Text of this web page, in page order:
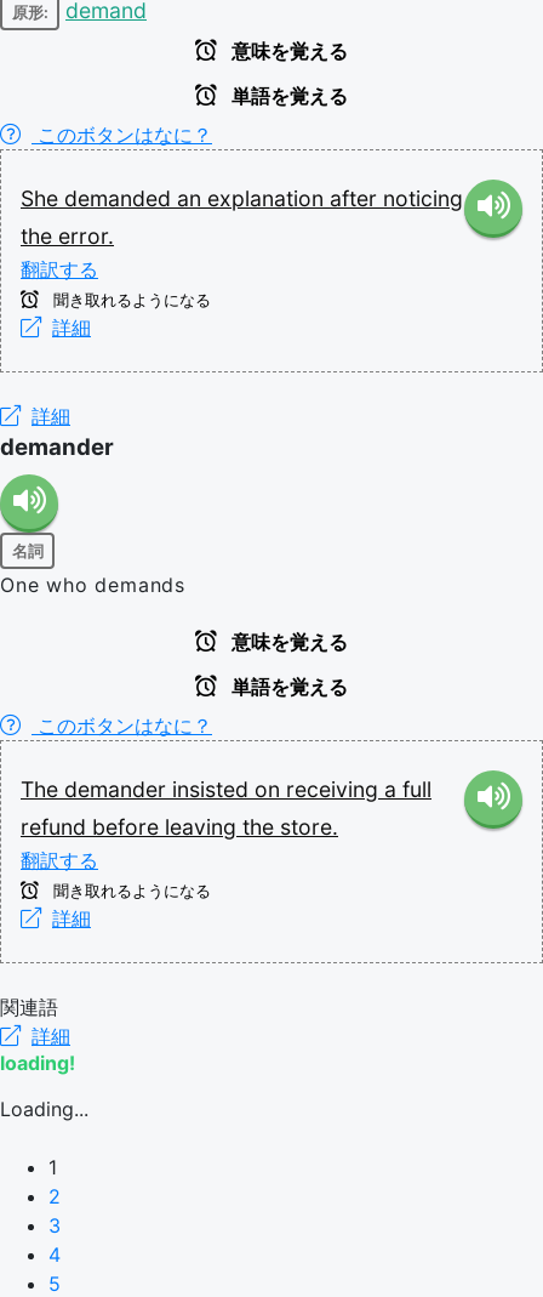
原形: demand
意味を覚える
単語を覚える
このボタンはなに？
She demanded an explanation after noticing
the error.
翻訳する
聞き取れるようになる
詳細
詳細
demander
名詞
One who demands
意味を覚える
単語を覚える
このボタンはなに？
The demander insisted on receiving a full
refund before leaving the store.
翻訳する
聞き取れるようになる
詳細
関連語
詳細
loading!
Loading...
1
2
3
4
5